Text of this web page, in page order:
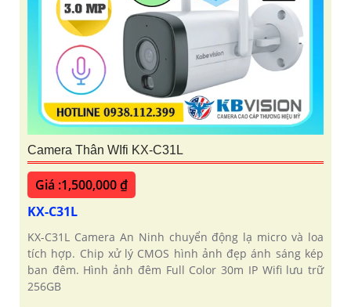
Camera Thân WIfi KX-C31L
Giá :1,500,000 ₫
KX-C31L
KX-C31L Camera An Ninh chuyển động lạ micro và loa
tích hợp. Chip xử lý CMOS hình ảnh đẹp ánh sáng kép
ban đêm. Hình ảnh đêm Full Color 30m IP Wifi lưu trữ
256GB